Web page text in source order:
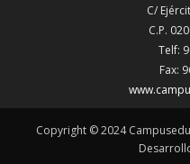
C/
C.P.
Telf:
Fax:
Copyright © 2024